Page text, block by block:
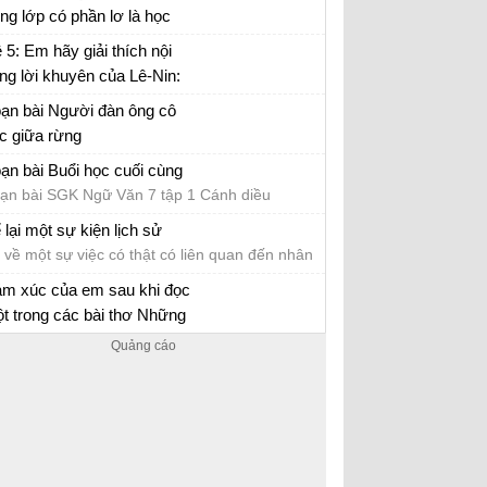
sinh
lớp có phần lơ là học
văn mẫu lớp 7 số 5 đề 1
5: Em hãy giải thích nội
lời khuyên của Lê-Nin:
học nữa, học mãi
bài Người đàn ông cô
giữa rừng
bài SGK Ngữ Văn 7 tập 1 Cánh diều
bài Buổi học cuối cùng
bài SGK Ngữ Văn 7 tập 1 Cánh diều
lại một sự kiện lịch sử
về một sự việc có thật có liên quan đến nhân
hoặc sự kiện lịch sử
xúc của em sau khi đọc
trong các bài thơ Những
buồm, Mây và sóng, Mẹ
xúc sau khi đọc một trong các bài thơ